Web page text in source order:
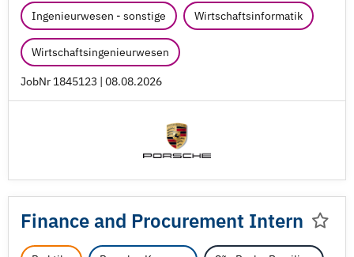
Ingenieurwesen - sonstige Wirtschaftsinformatik
Wirtschaftsingenieurwesen
JobNr 1845123 | 08.08.2026
Finance and Procurement Intern